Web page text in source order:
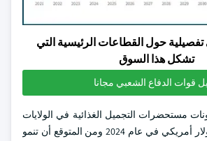
حول القطاعات الرئيسية التي
تشكل هذا السوق
قوات الدفاع الشعبي مجانا
مستحضرات التجميل الغذائية في الولايات
المتحدة 860 مليون دولار أمريكي في عام 2024 ومن المتوقع أن تنمو